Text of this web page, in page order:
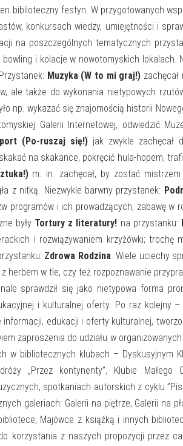
biblioteczny festyn. W przygotowanych
konkursach wiedzy, umiejętności i
na poszczególnych tematycznych
i kolacje w nowotomyskich lokalach.
Muzyka (W to mi graj!)
ale także do wykonania nietypowych
np. wykazać się znajomością historii
Galerii Internetowej, odwiedzić
(Po-ruszaj się!) jak zwykle zachęcał
na skakance, pokręcić hula-hopem,
m. in. zachęcał, by zostać
z nitką. Niezwykle barwny przystanek:
programów i ich prowadzących, zabawę w
były Tortury z literatury! na przystanku:
i rozwiązywaniem krzyżówki; trochę
Zdrowa Rodzina. Wiele uciechy
herbem w tle, czy też rozpoznawanie
sprawdził się jako nietypowa forma
i kulturalnej oferty. Po raz kolejny
informacji, edukacji i oferty kulturalnej,
zaproszenia do udziału w
w bibliotecznych klubach – Dyskusyjnym
„Przez kontynenty”, Klubie Małego
spotkaniach autorskich z cyklu
galeriach: Galerii na piętrze, Galerii na
Majówce z książką i innych
korzystania z naszych propozycji przez